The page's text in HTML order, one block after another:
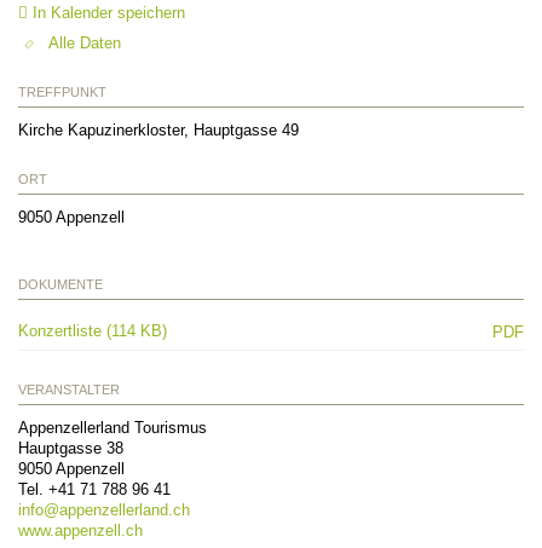
In Kalender speichern
Alle Daten
TREFFPUNKT
Kirche Kapuzinerkloster, Hauptgasse 49
ORT
9050 Appenzell
DOKUMENTE
Konzertliste (114 KB) PDF
VERANSTALTER
Appenzellerland Tourismus
Hauptgasse 38
9050 Appenzell
Tel. +41 71 788 96 41
info@appenzellerland.ch
www.appenzell.ch